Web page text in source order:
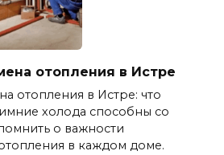
отопления в Истре
отопления в Истре: что
холода способны со
о важности
в каждом доме.